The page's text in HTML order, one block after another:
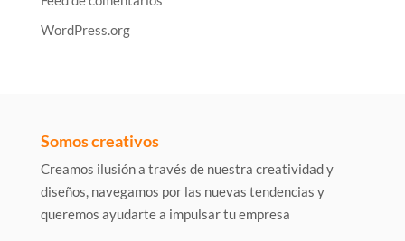
WordPress.org
Somos creativos
Creamos ilusión a través de nuestra creatividad y
diseños, navegamos por las nuevas tendencias y
queremos ayudarte a impulsar tu empresa